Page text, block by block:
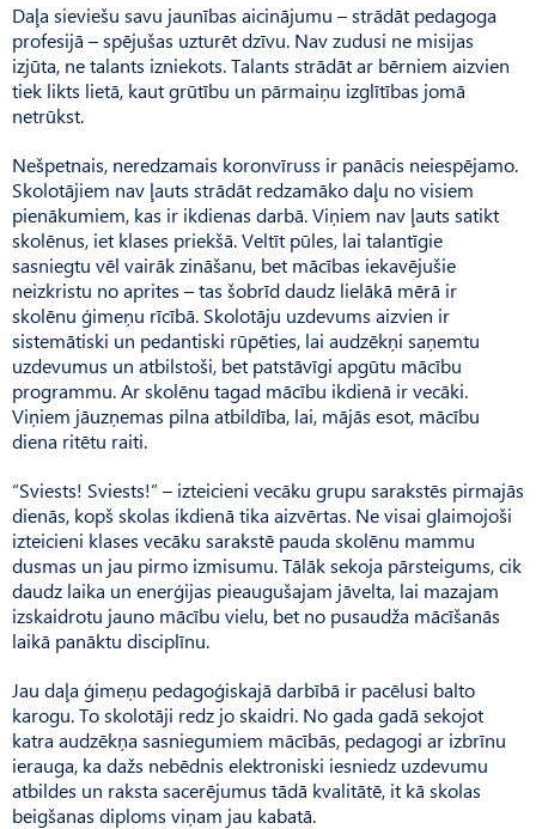
Daļa sieviešu savu jaunības aicinājumu – strādāt pedagoga
profesijā – spējušas uzturēt dzīvu. Nav zudusi ne misijas
izjūta, ne talants izniekots. Talants strādāt ar bērniem aizvien
tiek likts lietā, kaut grūtību un pārmaiņu izglītības jomā
netrūkst.
Nešpetnais, neredzamais koronvīruss ir panācis neiespējamo.
Skolotājiem nav ļauts strādāt redzamāko daļu no visiem
pienākumiem, kas ir ikdienas darbā. Viņiem nav ļauts satikt
skolēnus, iet klases priekšā. Veltīt pūles, lai talantīgie
sasniegtu vēl vairāk zināšanu, bet mācības iekavējušie
neizkristu no aprites – tas šobrīd daudz lielākā mērā ir
skolēnu ģimeņu rīcībā. Skolotāju uzdevums aizvien ir
sistemātiski un pedantiski rūpēties, lai audzēkņi saņemtu
uzdevumus un atbilstoši, bet patstāvīgi apgūtu mācību
programmu. Ar skolēnu tagad mācību ikdienā ir vecāki.
Viņiem jāuzņemas pilna atbildība, lai, mājās esot, mācību
diena ritētu raiti.
“Sviests! Sviests!” – izteicieni vecāku grupu sarakstēs pirmajās
dienās, kopš skolas ikdienā tika aizvērtas. Ne visai glaimojoši
izteicieni klases vecāku sarakstē pauda skolēnu mammu
dusmas un jau pirmo izmisumu. Tālāk sekoja pārsteigums, cik
daudz laika un enerģijas pieaugušajam jāvelta, lai mazajam
izskaidrotu jauno mācību vielu, bet no pusaudža mācīšanās
laikā panāktu disciplīnu.
Jau daļa ģimeņu pedagoģiskajā darbībā ir pacēlusi balto
karogu. To skolotāji redz jo skaidri. No gada gadā sekojot
katra audzēkņa sasniegumiem mācībās, pedagogi ar izbrīnu
ierauga, ka dažs nebēdnis elektroniski iesniedz uzdevumu
atbildes un raksta sacerējumus tādā kvalitātē, it kā skolas
beigšanas diploms viņam jau kabatā.